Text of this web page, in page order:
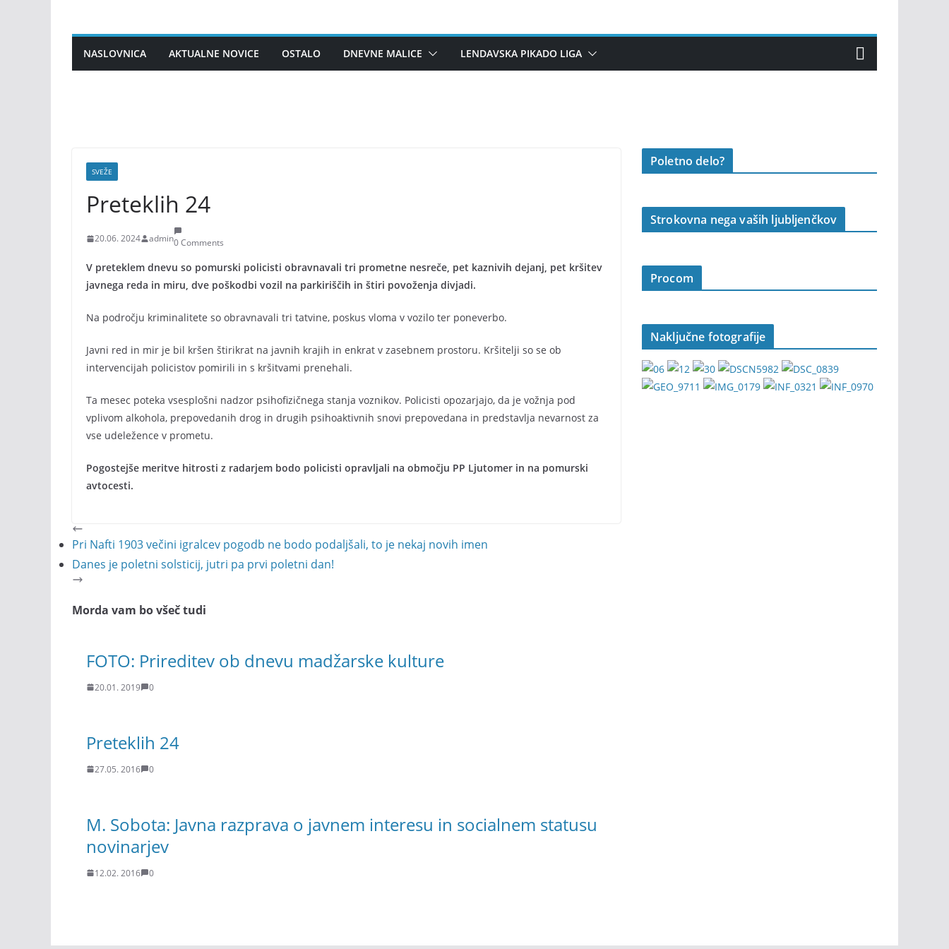
contentNASLOVNICA AKTUALNE NOVICE OSTALO DNEVNE MALICE LENDAVSKA PIKADO LIGA
SVEŽE
Preteklih 24
20.06. 2024 admin0 Comments
V preteklem dnevu so pomurski policisti obravnavali tri prometne nesreče, pet kaznivih dejanj, pet kršitev
javnega reda in miru, dve poškodbi vozil na parkiriščih in štiri povoženja divjadi.
Na področju kriminalitete so obravnavali tri tatvine, poskus vloma v vozilo ter poneverbo.
Javni red in mir je bil kršen štirikrat na javnih krajih in enkrat v zasebnem prostoru. Kršitelji so se ob
intervencijah policistov pomirili in s kršitvami prenehali.
Ta mesec poteka vsesplošni nadzor psihofizičnega stanja voznikov. Policisti opozarjajo, da je vožnja pod
vplivom alkohola, prepovedanih drog in drugih psihoaktivnih snovi prepovedana in predstavlja nevarnost za
vse udeležence v prometu.
Pogostejše meritve hitrosti z radarjem bodo policisti opravljali na območju PP Ljutomer in na pomurski
avtocesti.
Pri Nafti 1903 večini igralcev pogodb ne bodo podaljšali, to je nekaj novih imen
Danes je poletni solsticij, jutri pa prvi poletni dan!
Morda vam bo všeč tudi
FOTO: Prireditev ob dnevu madžarske kulture
20.01. 2019 0
Preteklih 24
27.05. 2016 0
M. Sobota: Javna razprava o javnem interesu in socialnem statusu
novinarjev
12.02. 2016 0
Poletno delo?
Strokovna nega vaših ljubljenčkov
Procom
Naključne fotografije